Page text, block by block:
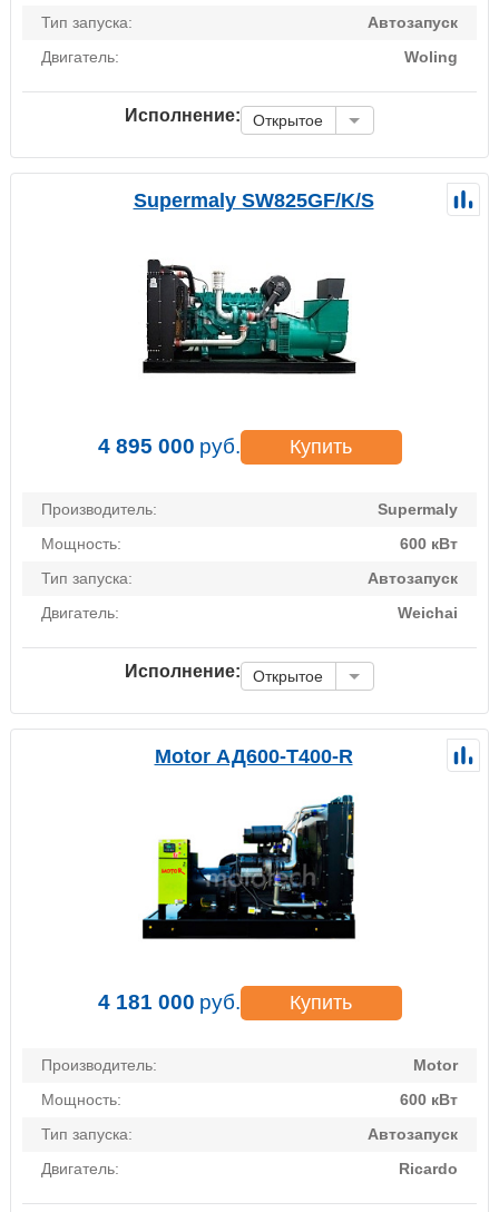
Тип запуска:
Автозапуск
Двигатель:
Woling
Исполнение: Открытое
Supermaly SW825GF/K/S
4 895 000 руб. Купить
Производитель:
Supermaly
Мощность:
600 кВт
Тип запуска:
Автозапуск
Двигатель:
Weichai
Исполнение: Открытое
Motor АД600-Т400-R
4 181 000 руб. Купить
Производитель:
Motor
Мощность:
600 кВт
Тип запуска:
Автозапуск
Двигатель:
Ricardo